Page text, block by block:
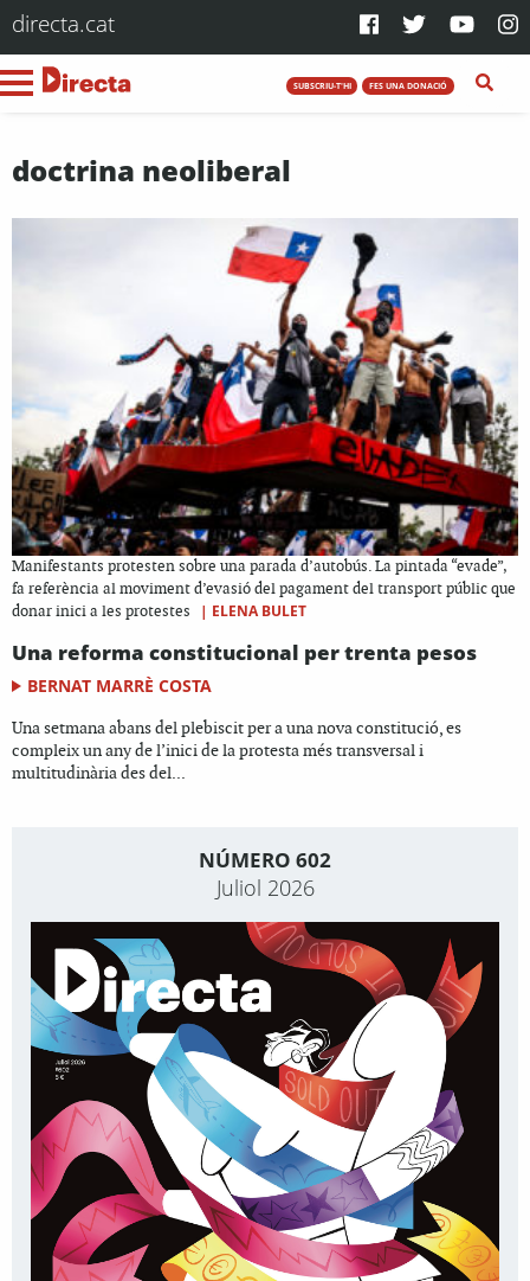
directa.cat
SUBSCRIU-T'HI FES UNA DONACIÓ
doctrina neoliberal
Manifestants protesten sobre una parada d’autobús. La pintada “evade”,
fa referència al moviment d’evasió del pagament del transport públic que
donar inici a les protestes
| ELENA BULET
Una reforma constitucional per trenta pesos
BERNAT MARRÈ COSTA
Una setmana abans del plebiscit per a una nova constitució, es
compleix un any de l’inici de la protesta més transversal i
multitudinària des del...
NÚMERO 602
Juliol 2026